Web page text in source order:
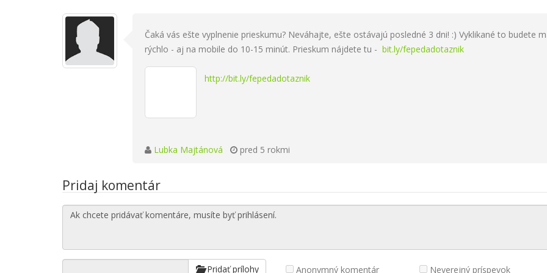
Čaká vás ešte vyplnenie prieskumu? Neváhajte, ešte ostávajú posledné 3 dni! :) Vyklikané to budete
rýchlo - aj na mobile do 10-15 minút. Prieskum nájdete tu - bit.ly/fepedadotaznik
http://bit.ly/fepedadotaznik
Lubka Majtánová pred 5 rokmi
Pridaj komentár
Pridať prílohy Anonymný komentár Neverejný príspevok